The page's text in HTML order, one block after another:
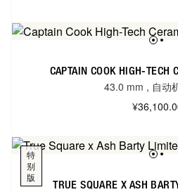
CAPTAIN COOK HIGH-TECH
43.0 mm , 自动
特
别
版
TRUE SQUARE X ASH